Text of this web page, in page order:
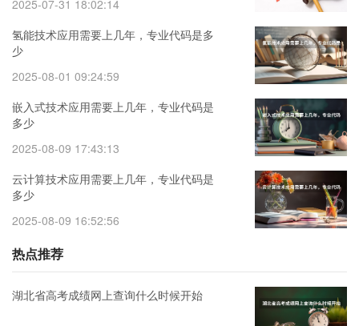
2025-07-31 18:02:14
氢能技术应用需要上几年，专业代码是多
少
2025-08-01 09:24:59
嵌入式技术应用需要上几年，专业代码是
多少
2025-08-09 17:43:13
云计算技术应用需要上几年，专业代码是
多少
2025-08-09 16:52:56
热点推荐
湖北省高考成绩网上查询什么时候开始